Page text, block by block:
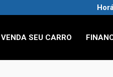
VENDA SEU CARRO